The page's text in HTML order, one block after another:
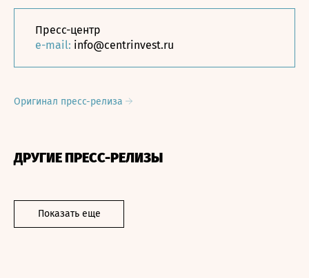
Пресс-центр
e-mail: info@centrinvest.ru
Оригинал пресс-релиза
ДРУГИЕ ПРЕСС-РЕЛИЗЫ
Показать еще